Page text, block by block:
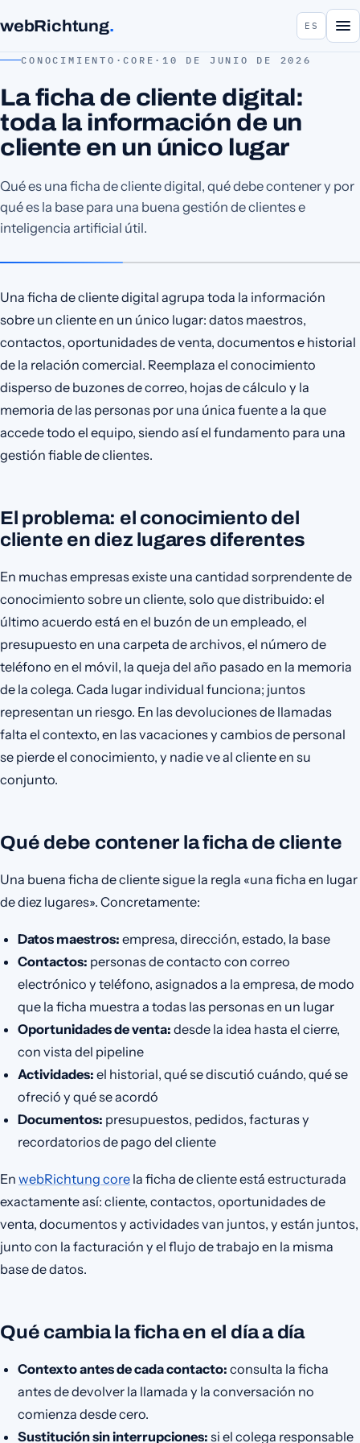
webRichtung. ES
CONOCIMIENTO ·CORE ·10 DE JUNIO DE 2026
La ficha de cliente digital:
toda la información de un
cliente en un único lugar
Qué es una ficha de cliente digital, qué debe contener y por
qué es la base para una buena gestión de clientes e
inteligencia artificial útil.
Una ficha de cliente digital agrupa toda la información
sobre un cliente en un único lugar: datos maestros,
contactos, oportunidades de venta, documentos e historial
de la relación comercial. Reemplaza el conocimiento
disperso de buzones de correo, hojas de cálculo y la
memoria de las personas por una única fuente a la que
accede todo el equipo, siendo así el fundamento para una
gestión fiable de clientes.
El problema: el conocimiento del
cliente en diez lugares diferentes
En muchas empresas existe una cantidad sorprendente de
conocimiento sobre un cliente, solo que distribuido: el
último acuerdo está en el buzón de un empleado, el
presupuesto en una carpeta de archivos, el número de
teléfono en el móvil, la queja del año pasado en la memoria
de la colega. Cada lugar individual funciona; juntos
representan un riesgo. En las devoluciones de llamadas
falta el contexto, en las vacaciones y cambios de personal
se pierde el conocimiento, y nadie ve al cliente en su
conjunto.
Qué debe contener la ficha de cliente
Una buena ficha de cliente sigue la regla «una ficha en lugar
de diez lugares». Concretamente:
Datos maestros: empresa, dirección, estado, la base
Contactos: personas de contacto con correo
electrónico y teléfono, asignados a la empresa, de modo
que la ficha muestra a todas las personas en un lugar
Oportunidades de venta: desde la idea hasta el cierre,
con vista del pipeline
Actividades: el historial, qué se discutió cuándo, qué se
ofreció y qué se acordó
Documentos: presupuestos, pedidos, facturas y
recordatorios de pago del cliente
En webRichtung core la ficha de cliente está estructurada
exactamente así: cliente, contactos, oportunidades de
venta, documentos y actividades van juntos, y están juntos,
junto con la facturación y el flujo de trabajo en la misma
base de datos.
Qué cambia la ficha en el día a día
Contexto antes de cada contacto: consulta la ficha
antes de devolver la llamada y la conversación no
comienza desde cero.
Sustitución sin interrupciones: si el colega responsable